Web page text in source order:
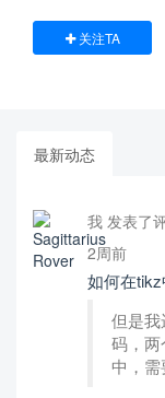
关注TA
最新动态
我 发表了
2周前
如何在
但是
码，
中，需